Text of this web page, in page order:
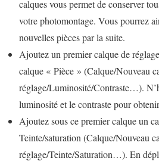
calques vous permet de conserver
votre photomontage. Vous pourrez
nouvelles pièces par la suite.
Ajoutez un premier calque de
calque « Pièce » (Calque/Nouveau
réglage/Luminosité/Contraste…).
luminosité et le contraste pour
Ajoutez sous ce premier calque un
Teinte/saturation (Calque/Nouveau
réglage/Teinte/Saturation…). En